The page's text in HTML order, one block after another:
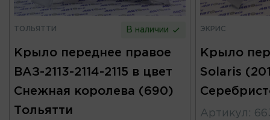
ТОЛЬЯТТИ В наличии
Крыло переднее правое
ВАЗ-2113-2114-2115 в цвет
Снежная королева (690)
Тольятти
ЭКРИС
Крыло
Solaris
Артикул :